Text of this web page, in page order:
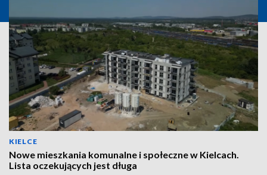
KIELCE
Nowe mieszkania komunalne i społeczne w Kielcach.
Lista oczekujących jest długa